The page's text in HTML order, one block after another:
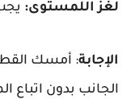
لغز اللمستوى:
الإجابة: أمسك
الجانب بدون اتباع